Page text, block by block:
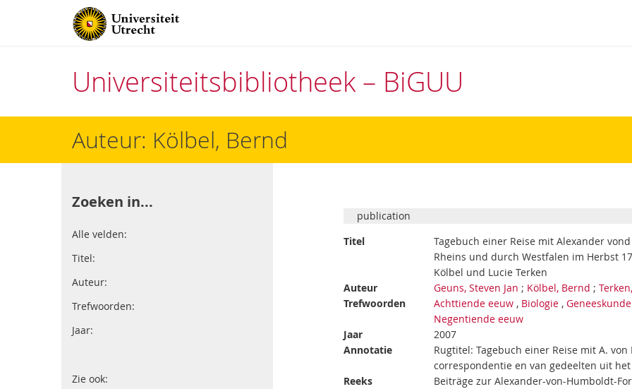
Universiteitsbibliotheek – BiGUU
Auteur: Kölbel, Bernd
Zoeken in...
Alle velden:
Titel:
Auteur:
Trefwoorden:
Jaar:
Zie ook:
publication
Titel
Tagebuch einer Reise mit Alexander
Rheins und durch Westfalen im Herbst
Kölbel und Lucie Terken
Auteur
Geuns, Steven Jan ; Kölbel, Bernd ;
Trefwoorden
Achttiende eeuw , Biologie ,Geneeskunde
Negentiende eeuw
Jaar
2007
Annotatie
Rugtitel: Tagebuch einer Reise mit A.
correspondentie en van gedeelten uit
Reeks
Beiträge zur Alexander-von-Humboldt-